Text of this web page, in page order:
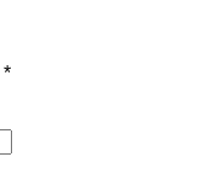
*Erforderlich